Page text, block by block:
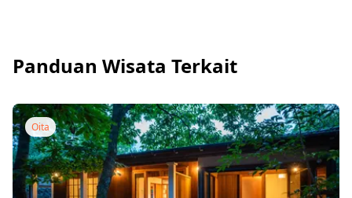
Panduan Wisata Terkait
Oita